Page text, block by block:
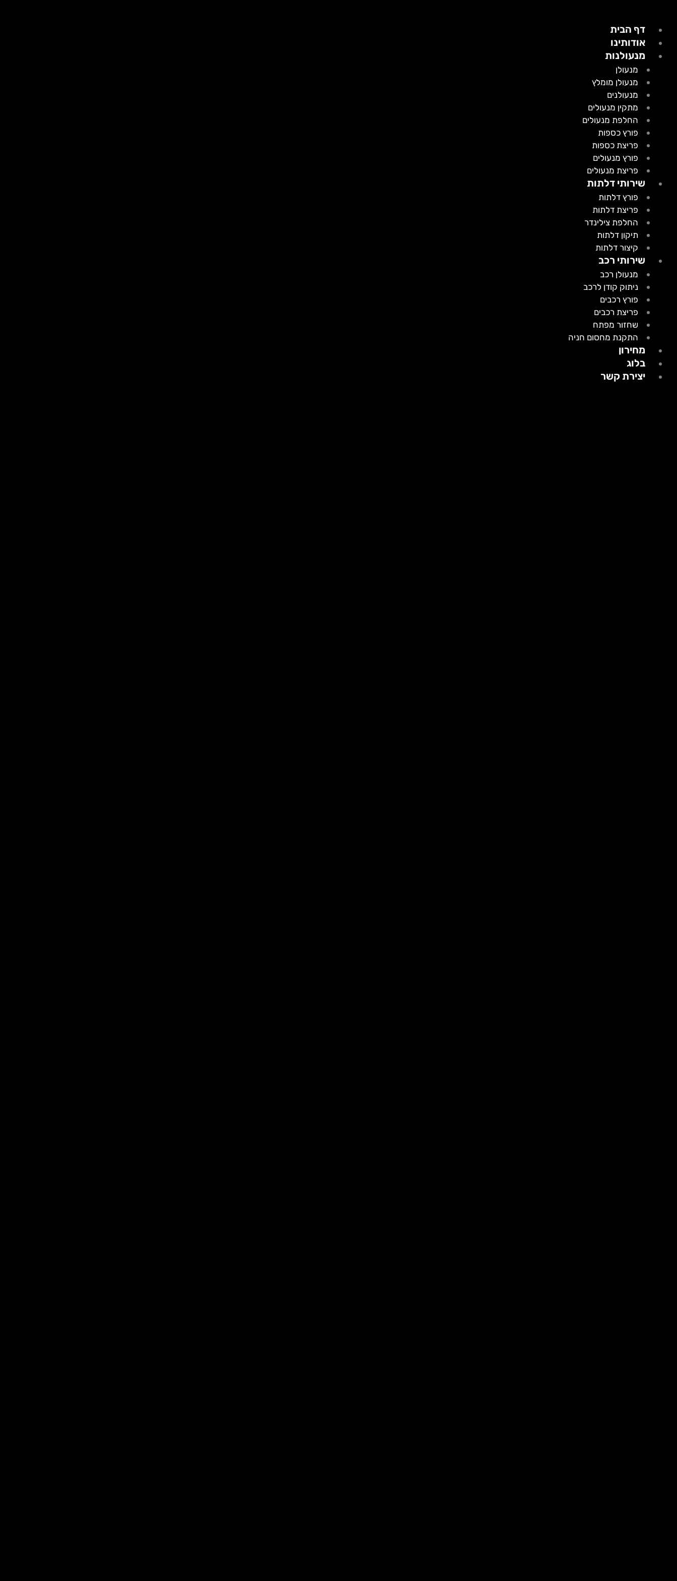
דף הבית
אודותינו
מנעולנות
מנעולן
מנעולן מומלץ
מנעולנים
מתקין מנעולים
החלפת מנעולים
פורץ כספות
פריצת כספות
פורץ מנעולים
פריצת מנעולים
שירותי דלתות
פורץ דלתות
פריצת דלתות
החלפת צילינדר
תיקון דלתות
קיצור דלתות
שירותי רכב
מנעולן רכב
ניתוק קודן לרכב
פורץ רכבים
פריצת רכבים
שחזור מפתח
התקנת מחסום חניה
מחירון
בלוג
יצירת קשר